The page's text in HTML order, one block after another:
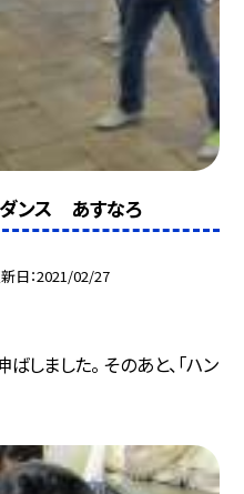
ンス あすなろ
日 2021/02/27
しました。 そのあと、「ハン